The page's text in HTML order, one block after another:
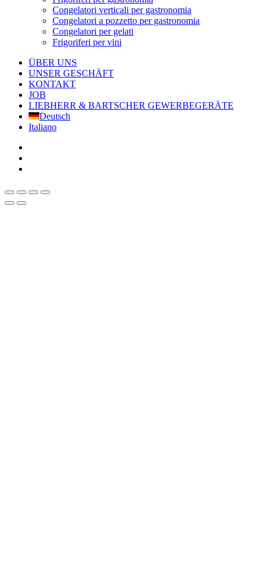
Congelatori verticali per gastronomia
Congelatori a pozzetto per gastronomia
Congelatori per gelati
Frigoriferi per vini
ÜBER UNS
UNSER GESCHÄFT
KONTAKT
JOB
LIEBHERR & BARTSCHER GEWERBEGERÄTE
Deutsch
Italiano